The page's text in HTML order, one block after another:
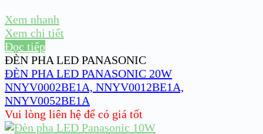
Xem nhanh
Xem chi tiết
Đọc tiếp
ĐÈN PHA LED PANASONIC
ĐÈN PHA LED PANASONIC 20W
NNYV0002BE1A, NNYV0012BE1A,
NNYV0052BE1A
Vui lòng liên hệ để có giá tốt